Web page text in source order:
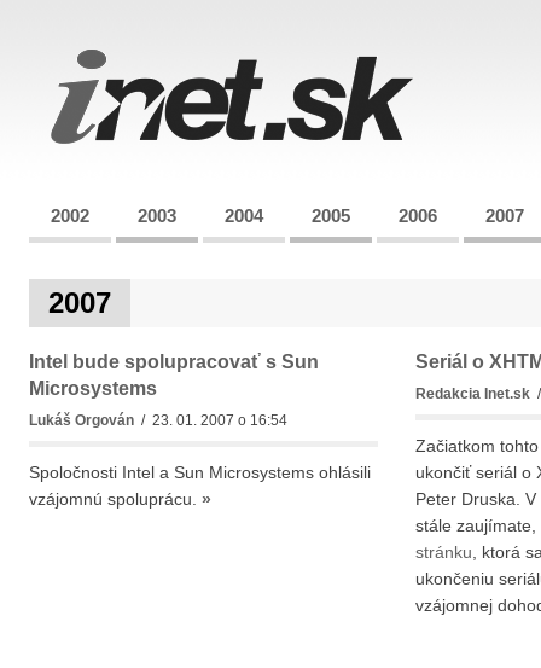
2002 2003 2004 2005 2006 2007
2007
Intel bude spolupracovať s Sun
Microsystems
Lukáš Orgován / 23. 01. 2007 o 16:54
Spoločnosti Intel a Sun Microsystems ohlásili
vzájomnú spoluprácu. »
Seriál o
Redakcia Inet.sk/
Začiatkom
ukončiť seriál o
Peter Druska.
stále
stránku , ktorá
ukončeniu
vzájomnej